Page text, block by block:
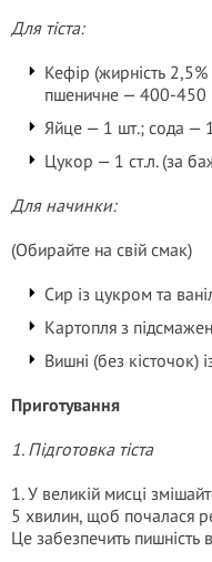
Для тіста:
Кефір (жирність
пшеничне — 400-450
Яйце — 1 шт.; сода —
Цукор — 1 ст.л. (за
Для начинки:
(Обирайте на свій смак)
Сир із цукром та
Картопля з
Вишні (без кісточок)
Приготування
1. Підготовка тіста
1. У великій мисці
5 хвилин, щоб почалася
Це забезпечить пишність